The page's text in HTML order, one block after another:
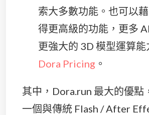
索大多數功能​。也可以
得更高級的功能，更多
更強大的 3D 模型運算
Dora Pricing 。
其中，Dora.run 最大的優點
一個與傳統 Flash / After